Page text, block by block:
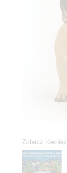
Zobacz również